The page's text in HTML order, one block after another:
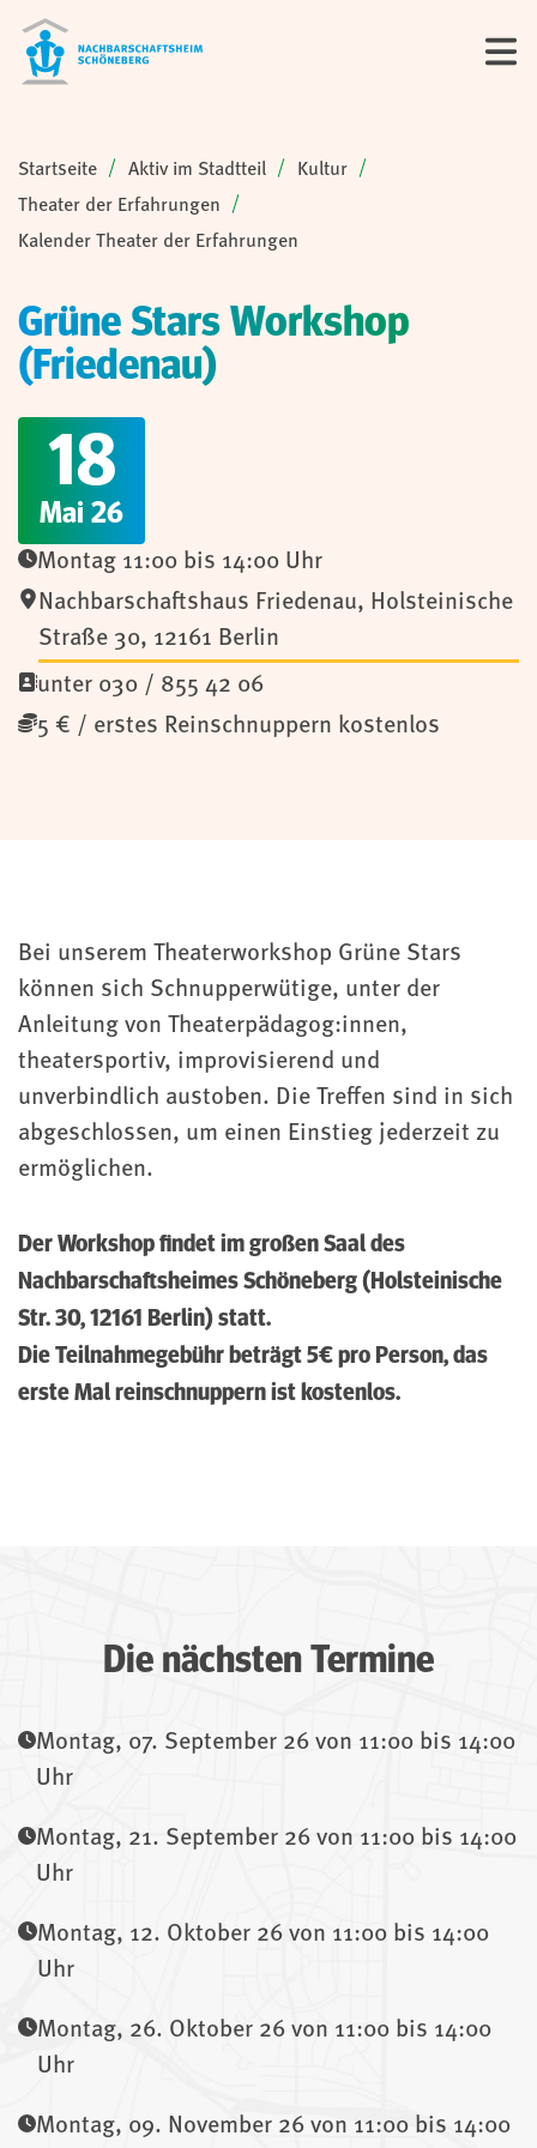
Sie sind hier:
Startseite Aktiv im Stadtteil
Kultur
Theater der Erfahrungen
Kalender Theater der Erfahrungen
Grüne Stars Workshop
(Friedenau)
18
Mai 26
Montag 11:00 bis 14:00 Uhr
Nachbarschaftshaus Friedenau, Holsteinische
Straße 30, 12161 Berlin
unter 030 / 855 42 06
5 € / erstes Reinschnuppern kostenlos
Bei unserem Theaterworkshop Grüne Stars
können sich Schnupperwütige, unter der
Anleitung von Theaterpädagog:innen,
theatersportiv, improvisierend und
unverbindlich austoben. Die Treffen sind in sich
abgeschlossen, um einen Einstieg jederzeit zu
ermöglichen.
Der Workshop findet im großen Saal des
Nachbarschaftsheimes Schöneberg (Holsteinische
Str. 30, 12161 Berlin) statt.
Die Teilnahmegebühr beträgt 5€ pro Person, das
erste Mal reinschnuppern ist kostenlos.
Die nächsten Termine
Montag, 07. September 26 von 11:00 bis 14:00
Uhr
Montag, 21. September 26 von 11:00 bis 14:00
Uhr
Montag, 12. Oktober 26 von 11:00 bis 14:00
Uhr
Montag, 26. Oktober 26 von 11:00 bis 14:00
Uhr
Montag, 09. November 26 von 11:00 bis 14:00